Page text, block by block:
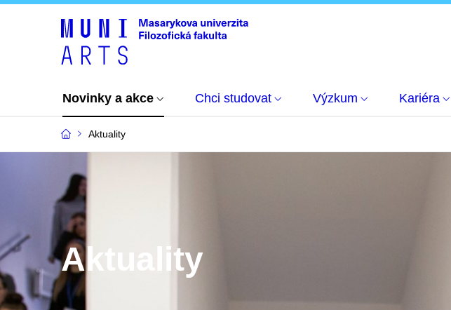
Novinky a akce Chci studovat Výzkum Kariéra
Aktuality
Aktuality